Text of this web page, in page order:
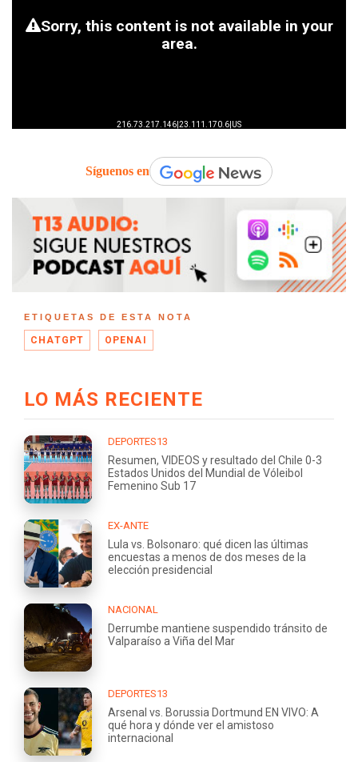
Síguenos en
ETIQUETAS DE ESTA NOTA
CHATGPT OPENAI
LO MÁS RECIENTE
DEPORTES13
Resumen, VIDEOS y resultado del Chile 0-3
Estados Unidos del Mundial de Vóleibol
Femenino Sub 17
EX-ANTE
Lula vs. Bolsonaro: qué dicen las últimas
encuestas a menos de dos meses de la
elección presidencial
NACIONAL
Derrumbe mantiene suspendido tránsito de
Valparaíso a Viña del Mar
DEPORTES13
Arsenal vs. Borussia Dortmund EN VIVO: A
qué hora y dónde ver el amistoso
internacional